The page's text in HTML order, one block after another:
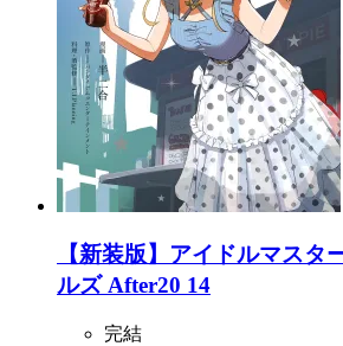
【新装版】アイドルマスタ
ルズ After20 14
完結